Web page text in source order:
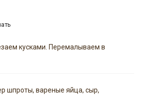
кусками. Перемалываем в
шпроты, вареные яйца, сыр,